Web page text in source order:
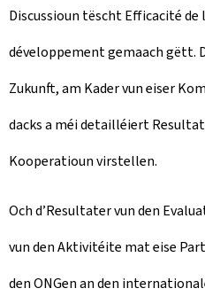
Discussioun tëscht Efficacité de
développement gemaach gëtt.
Zukunft, am Kader vun eiser
dacks a méi detailléiert
Kooperatioun virstellen.
Och d’Resultater vun den
vun den Aktivitéite mat eise
den ONGen an den